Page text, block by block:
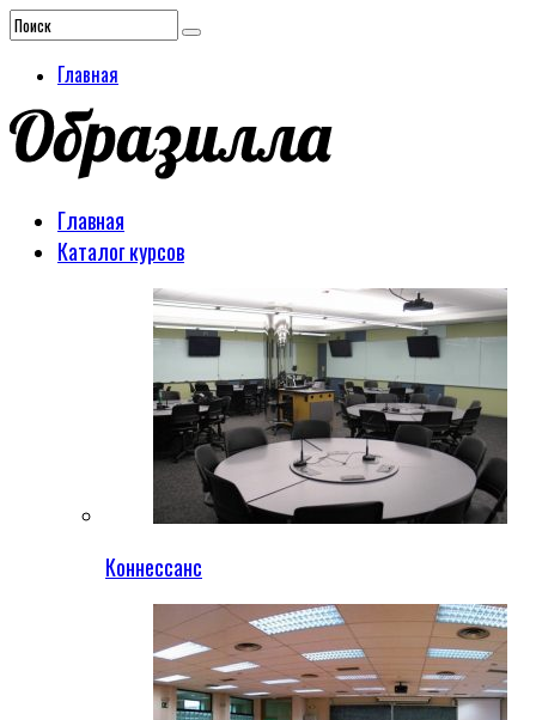
Главная
Главная
Каталог курсов
Коннессанс